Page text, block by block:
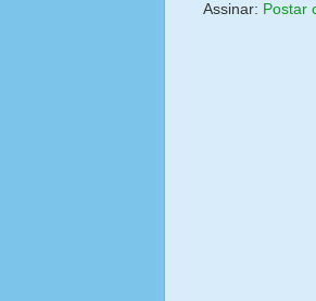
Assinar: Postar